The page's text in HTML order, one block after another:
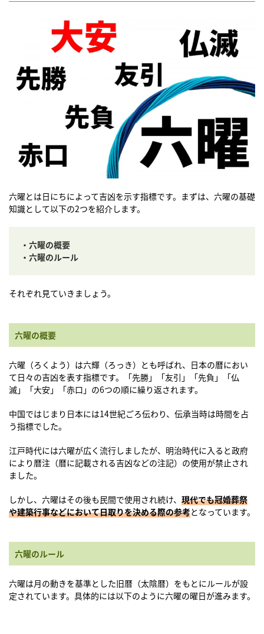
六曜とは日にちによって吉凶を示す指標です。まずは、六曜の基礎
知識として以下の2つを紹介します。
・六曜の概要
・六曜のルール
それぞれ見ていきましょう。
六曜の概要
六曜（ろくよう）は六輝（ろっき）とも呼ばれ、日本の暦におい
て日々の吉凶を表す指標です。「先勝」「友引」「先負」「仏
滅」「大安」「赤口」の6つの順に繰り返されます。
中国ではじまり日本には14世紀ごろ伝わり、伝承当時は時間を占
う指標でした。
江戸時代には六曜が広く流行しましたが、明治時代に入ると政府
により暦注（暦に記載される吉凶などの注記）の使用が禁止され
ました。
しかし、六曜はその後も民間で使用され続け、 現代でも冠婚葬祭
や建築行事などにおいて日取りを決める際の参考となっています。
六曜のルール
六曜は月の動きを基準とした旧暦（太陰暦）をもとにルールが設
定されています。具体的には以下のように六曜の曜日が進みます。